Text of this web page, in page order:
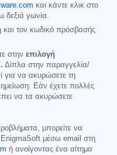
και κάντε κλικ στο
δεξιά γωνία.
και τον κωδικό πρόσβασής
στην επιλογή
Δίπλα στην παραγγελία/
για να ακυρώσετε τη
Εάν έχετε πολλές
να τα ακυρώσετε
μπορείτε να
EnigmaSoft μέσω email στη
ή ανοίγοντας ένα αίτημα